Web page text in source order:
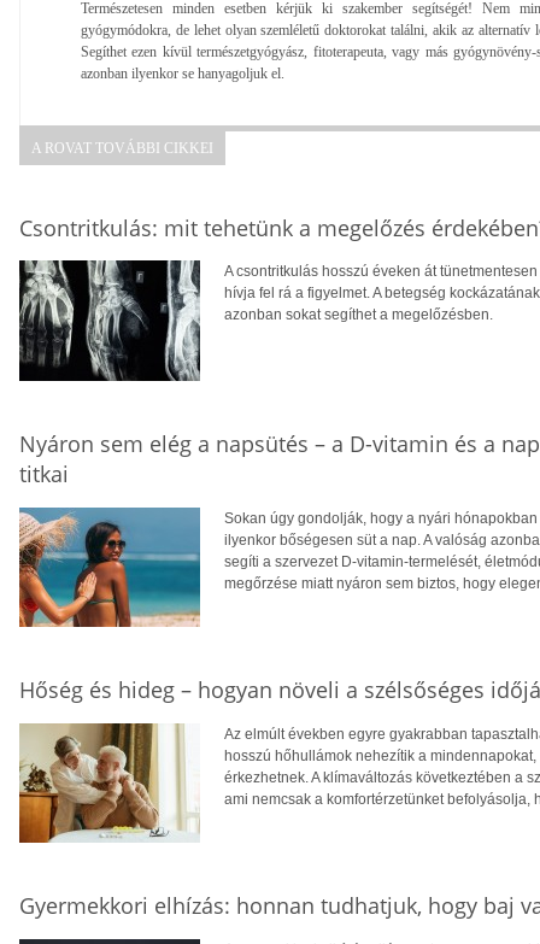
Természetesen minden esetben kérjük ki szakember segítségét! Nem
gyógymódokra, de lehet olyan szemléletű doktorokat találni, akik az alternatív
Segíthet ezen kívül természetgyógyász, fitoterapeuta, vagy más
azonban ilyenkor se hanyagoljuk el.
A ROVAT TOVÁBBI CIKKEI
Csontritkulás: mit tehetünk a megelőzés
A csontritkulás hosszú éveken át
hívja fel rá a figyelmet. A betegség
azonban sokat segíthet a megelőzésben.
Nyáron sem elég a napsütés – a D-vitamin és a
titkai
Sokan úgy gondolják, hogy a nyári
ilyenkor bőségesen süt a nap. A valóság
segíti a szervezet D-vitamin-termelését,
megőrzése miatt nyáron sem biztos, hogy
Hőség és hideg – hogyan növeli a szélsőséges
Az elmúlt években egyre gyakrabban
hosszú hőhullámok nehezítik a
érkezhetnek. A klímaváltozás következtében a
ami nemcsak a komfortérzetünket
Gyermekkori elhízás: honnan tudhatjuk, hogy baj